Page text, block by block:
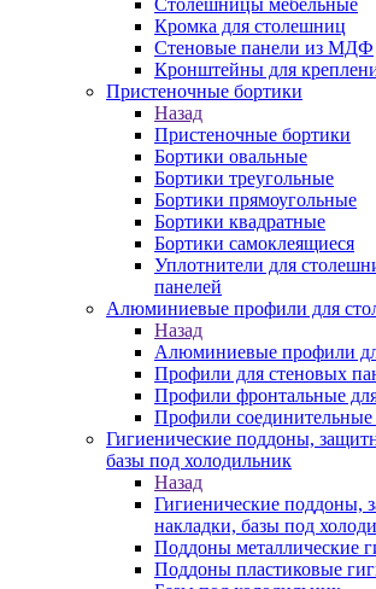
Столешницы мебельные
Кромка для столешниц
Стеновые панели из МДФ
Кронштейны для
Пристеночные бортики
Назад
Пристеночные бортики
Бортики овальные
Бортики треугольные
Бортики прямоугольные
Бортики квадратные
Бортики самоклеящиеся
Уплотнители для
панелей
Алюминиевые профили для
Назад
Алюминиевые профили
Профили для стеновых
Профили фронтальные
Профили соединительные
Гигиенические поддоны,
базы под холодильник
Назад
Гигиенические поддоны,
накладки, базы под
Поддоны металлические
Поддоны пластиковые